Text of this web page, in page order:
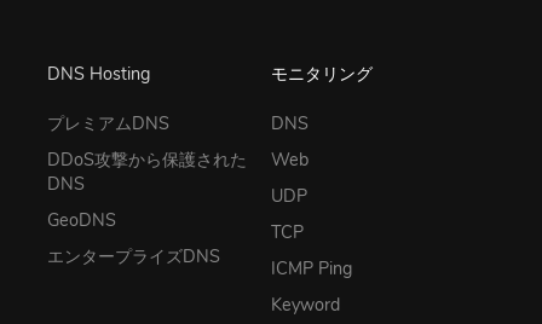
DNS Hosting
プレミアムDNS
DDoS攻撃から保護された
DNS
GeoDNS
エンタープライズDNS
モニタリング
DNS
Web
UDP
TCP
ICMP Ping
Keyword